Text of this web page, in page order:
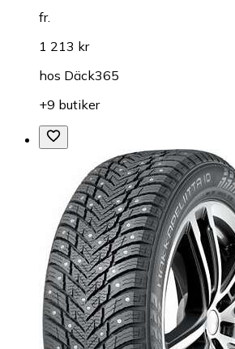
fr.
1 213 kr
hos Däck365
+9 butiker